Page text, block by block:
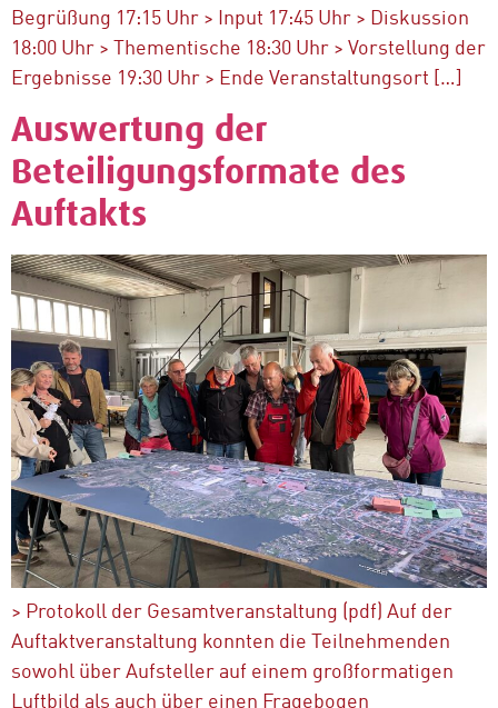
Begrüßung 17:15 Uhr > Input 17:45 Uhr > Diskussion
18:00 Uhr > Thementische 18:30 Uhr > Vorstellung der
Ergebnisse 19:30 Uhr > Ende Veranstaltungsort […]
Auswertung der
Beteiligungsformate des
Auftakts
> Protokoll der Gesamtveranstaltung (pdf) Auf der
Auftaktveranstaltung konnten die Teilnehmenden
sowohl über Aufsteller auf einem großformatigen
Luftbild als auch über einen Fragebogen